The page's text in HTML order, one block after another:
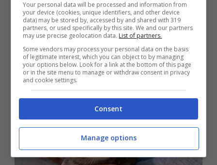
caratteristiche, carattere e salute
GATTI
Your personal data will be processed and information from
your device (cookies, unique identifiers, and other device
data) may be stored by, accessed by and shared with 319
partners, or used specifically by this site. We and our partners
may use precise geolocation data. List of partners.
Some vendors may process your personal data on the basis
of legitimate interest, which you can object to by managing
your options below. Look for a link at the bottom of this page
or in the site menu to manage or withdraw consent in privacy
and cookie settings.
Consent
Manage options